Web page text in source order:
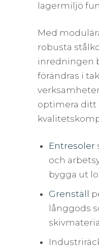
lagermiljö
Med
robusta
inredningen
förändras i
optimera ditt
Entresoler
och
bygga ut
Grenställ
långgods